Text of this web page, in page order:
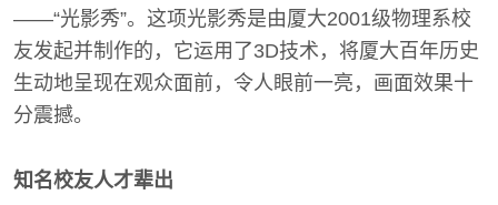
——“光影秀”。这项光影秀是由厦大2001级物理系校
友发起并制作的，它运用了3D技术，将厦大百年历史
生动地呈现在观众面前，令人眼前一亮，画面效果十
分震撼。
知名校友人才辈出